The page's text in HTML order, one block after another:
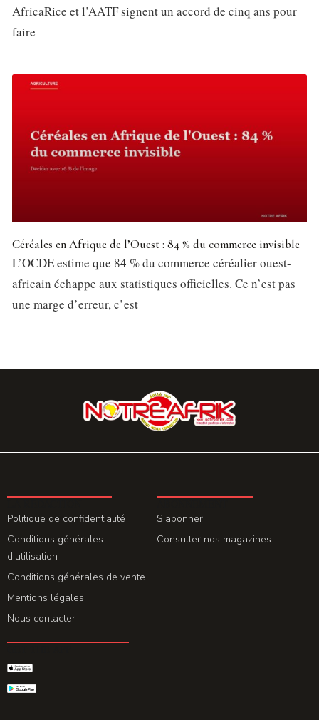
AfricaRice et l’AATF signent un accord de cinq ans pour
faire
Céréales en Afrique de l’Ouest : 84 % du commerce invisible
L’OCDE estime que 84 % du commerce céréalier ouest-
africain échappe aux statistiques officielles. Ce n’est pas
une marge d’erreur, c’est
Politique de confidentialité
Conditions générales
d'utilisation
Conditions générales de vente
Mentions légales
Nous contacter
S'abonner
Consulter nos magazines